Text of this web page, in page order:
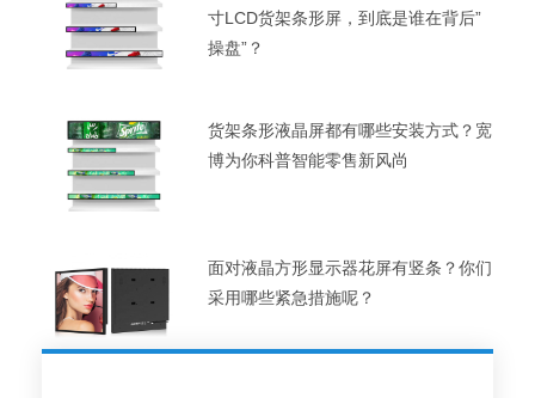
寸LCD货架条形屏，到底是谁在背后”
操盘”？
货架条形液晶屏都有哪些安装方式？宽
博为你科普智能零售新风尚
面对液晶方形显示器花屏有竖条？你们
采用哪些紧急措施呢？